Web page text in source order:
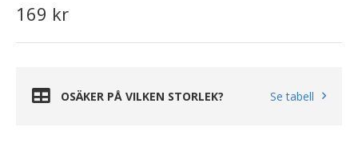
169 kr
OSÄKER PÅ VILKEN STORLEK? Se tabell